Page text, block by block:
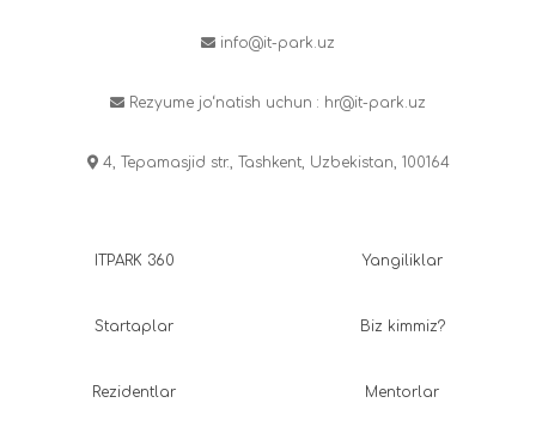
info@it-park.uz
Rezyume jo‘natish uchun : hr@it-park.uz
4, Tepamasjid str., Tashkent, Uzbekistan, 100164
ITPARK 360
Startaplar
Rezidentlar
Yangiliklar
Biz kimmiz?
Mentorlar